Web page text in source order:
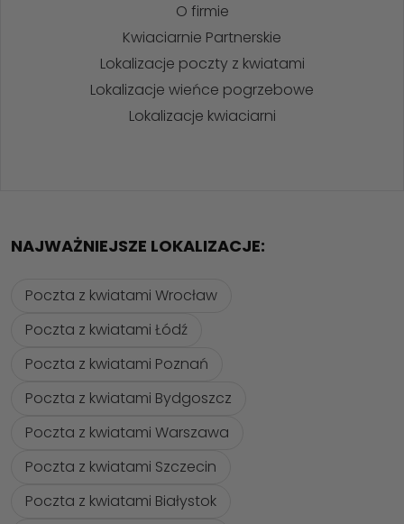
O firmie
Kwiaciarnie Partnerskie
Lokalizacje poczty z kwiatami
Lokalizacje wieńce pogrzebowe
Lokalizacje kwiaciarni
NAJWAŻNIEJSZE LOKALIZACJE:
Poczta z kwiatami Wrocław
Poczta z kwiatami Łódź
Poczta z kwiatami Poznań
Poczta z kwiatami Bydgoszcz
Poczta z kwiatami Warszawa
Poczta z kwiatami Szczecin
Poczta z kwiatami Białystok